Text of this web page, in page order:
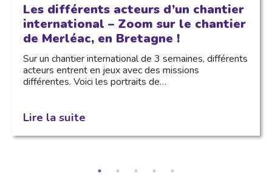
Les différents acteurs d’un chantier
international – Zoom sur le chantier
de Merléac, en Bretagne !
Sur un chantier international de 3 semaines, différents
acteurs entrent en jeux avec des missions
différentes. Voici les portraits de…
Lire la suite